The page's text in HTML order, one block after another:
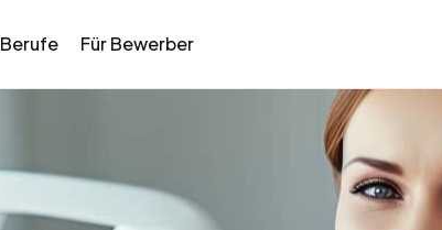
Berufe Für Bewerber